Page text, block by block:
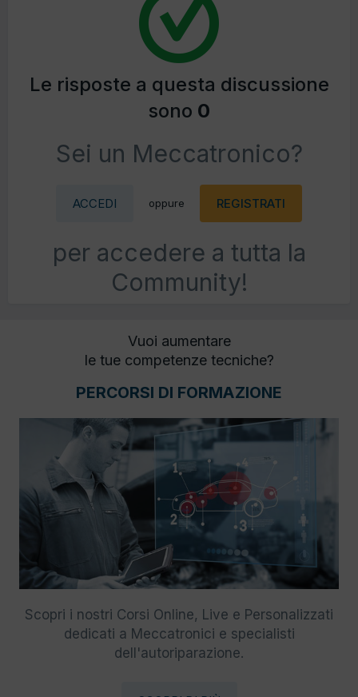
Le risposte a questa discussione
sono 0
Sei un Meccatronico?
ACCEDI oppure REGISTRATI
per accedere a tutta la
Community!
Vuoi aumentare
le tue competenze tecniche?
PERCORSI DI FORMAZIONE
Scopri i nostri Corsi Online, Live e Personalizzati
dedicati a Meccatronici e specialisti
dell'autoriparazione.